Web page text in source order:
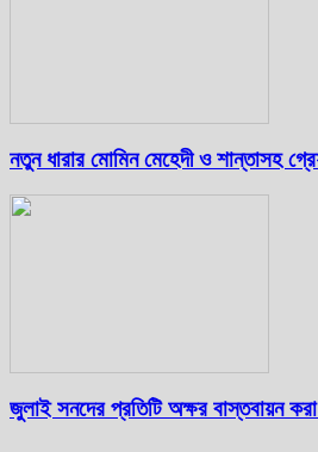
নতুন ধারার মোমিন মেহেদী ও শান্তাসহ
জুলাই সনদের প্রতিটি অক্ষর বাস্তবায়ন